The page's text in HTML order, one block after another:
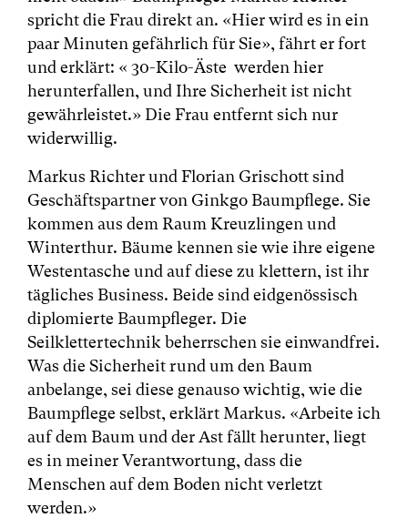
spricht die Frau direkt an. «Hier wird es in ein
paar Minuten gefährlich für Sie», fährt er fort
und erklärt: « 30-Kilo-Äste werden hier
herunterfallen, und Ihre Sicherheit ist nicht
gewährleistet.» Die Frau entfernt sich nur
widerwillig.
Markus Richter und Florian Grischott sind
Geschäftspartner von Ginkgo Baumpflege. Sie
kommen aus dem Raum Kreuzlingen und
Winterthur. Bäume kennen sie wie ihre eigene
Westentasche und auf diese zu klettern, ist ihr
tägliches Business. Beide sind eidgenössisch
diplomierte Baumpfleger. Die
Seilklettertechnik beherrschen sie einwandfrei.
Was die Sicherheit rund um den Baum
anbelange, sei diese genauso wichtig, wie die
Baumpflege selbst, erklärt Markus. «Arbeite ich
auf dem Baum und der Ast fällt herunter, liegt
es in meiner Verantwortung, dass die
Menschen auf dem Boden nicht verletzt
werden.»